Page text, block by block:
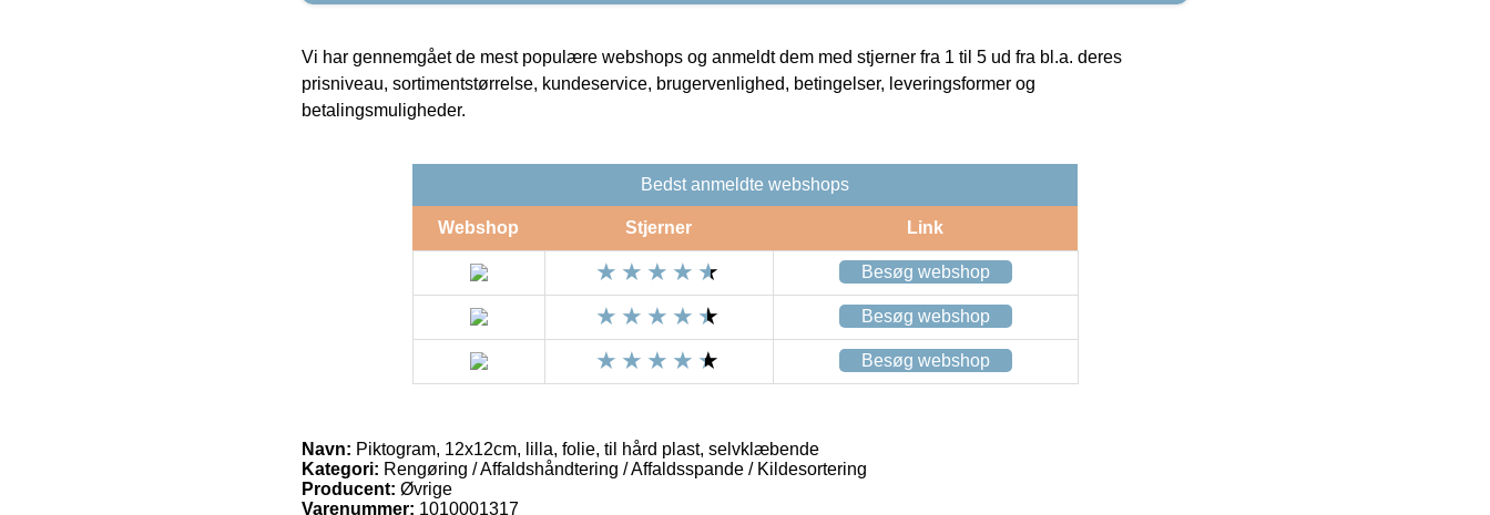
Vi har gennemgået de mest populære webshops og anmeldt dem med stjerner fra 1 til 5 ud fra bl.a. deres
prisniveau, sortimentstørrelse, kundeservice, brugervenlighed, betingelser, leveringsformer og
betalingsmuligheder.
Bedst anmeldte webshops
Webshop Stjerner Link
Besøg webshop
Besøg webshop
Besøg webshop
Navn: Piktogram, 12x12cm, lilla, folie, til hård plast, selvklæbende
Kategori: Rengøring / Affaldshåndtering / Affaldsspande / Kildesortering
Producent: Øvrige
Varenummer: 1010001317